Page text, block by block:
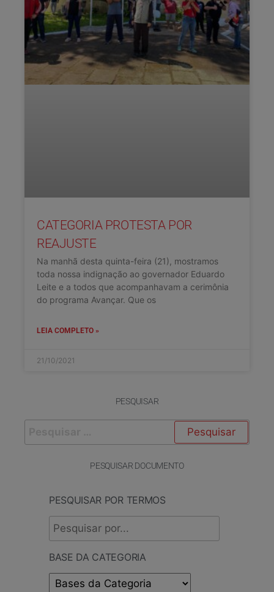
CATEGORIA PROTESTA POR
REAJUSTE
Na manhã desta quinta-feira (21), mostramos
toda nossa indignação ao governador Eduardo
Leite e a todos que acompanhavam a cerimônia
do programa Avançar. Que os
LEIA COMPLETO »
21/10/2021
PESQUISAR
PESQUISAR DOCUMENTO
PESQUISAR POR TERMOS
BASE DA CATEGORIA